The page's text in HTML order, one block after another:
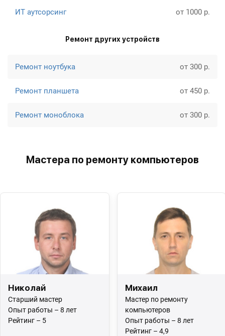
ИТ аутсорсинг от 1000 р.
Ремонт других устройств
Ремонт ноутбука от 300 р.
Ремонт планшета от 450 р.
Ремонт моноблока от 300 р.
Мастера по ремонту компьютеров
Николай
Старший мастер
Опыт работы – 8 лет
Рейтинг – 5
Михаил
Мастер по ремонту
компьютеров
Опыт работы – 8 лет
Рейтинг – 4,9